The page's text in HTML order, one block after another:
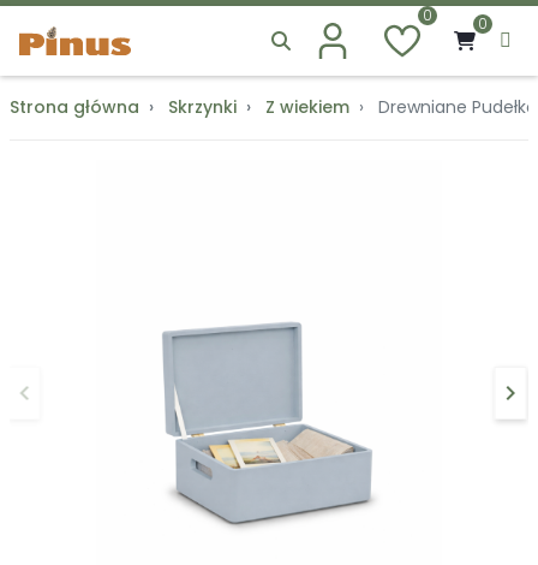
0 0
Strona główna Skrzynki Z wiekiem Drewniane
Poprzedni
keyboard_arrow_left keyboard_arrow_right